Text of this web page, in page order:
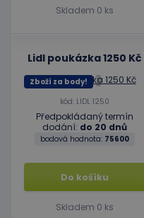
Skladem 0 ks
Lidl poukázka 1250 Kč
Zboží za body!
kód: LIDL 1250
Předpokládaný termín
dodání: do 20 dnů
bodová hodnota: 75600
Do košíku
Skladem 0 ks